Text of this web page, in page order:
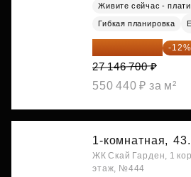
Живите сейчас -
Гибкая планировка
23 889 096 ₽ -12%
27 146 700 ₽
550 440 ₽ за м²
1-комнатная,
ЖК Скай Гарден, 1
этаж, №444